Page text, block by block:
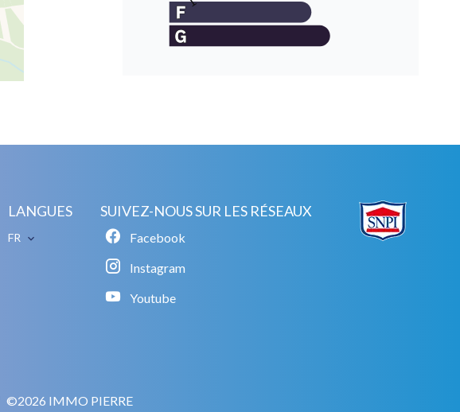
LANGUES
FR
SUIVEZ-NOUS SUR LES RÉSEAUX
Facebook
Instagram
Youtube
©2026 IMMO PIERRE